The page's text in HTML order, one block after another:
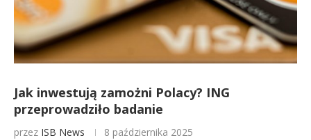
Jak inwestują zamożni Polacy? ING
przeprowadziło badanie
przez ISB News 8 października 2025